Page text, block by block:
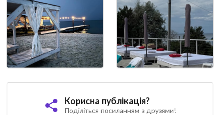
Корисна публікація?
Поділіться посиланням з друзями!